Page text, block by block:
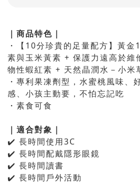
｜商品特色｜
・【10分珍貴的足量配方】黃
素與玉米黃素 + 保護力遠高於維
物性蝦紅素 + 天然晶潤水－小米
・專利果凍劑型，水蜜桃風味、
感、小孩主動要，不怕忘記吃
・素食可食
｜適合對象｜
✔️ 長時間使用3C
✔️ 長時間配戴隱形眼鏡
✔️ 長時間讀書
✔️ 長時間戶外活動